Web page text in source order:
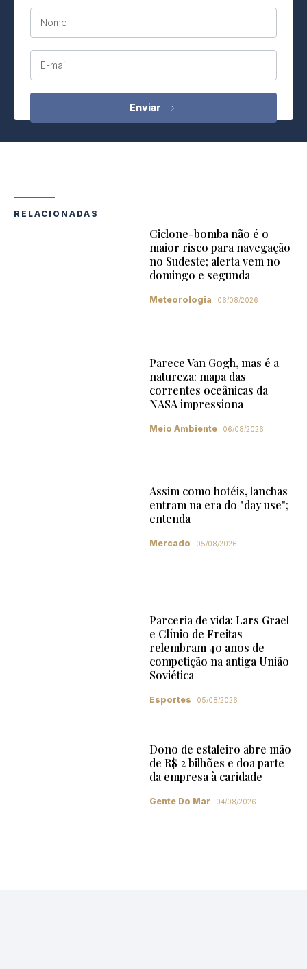
Nome
E-mail
RELACIONADAS
Ciclone-bomba não é o
maior risco para navegação
no Sudeste; alerta vem no
domingo e segunda
Meteorologia 06/08/2026
Parece Van Gogh, mas é a
natureza: mapa das
correntes oceânicas da
NASA impressiona
Meio Ambiente 06/08/2026
Assim como hotéis, lanchas
entram na era do "day use";
entenda
Mercado 05/08/2026
Parceria de vida: Lars Grael
e Clínio de Freitas
relembram 40 anos de
competição na antiga União
Soviética
Esportes 05/08/2026
Dono de estaleiro abre mão
de R$ 2 bilhões e doa parte
da empresa à caridade
Gente Do Mar 04/08/2026